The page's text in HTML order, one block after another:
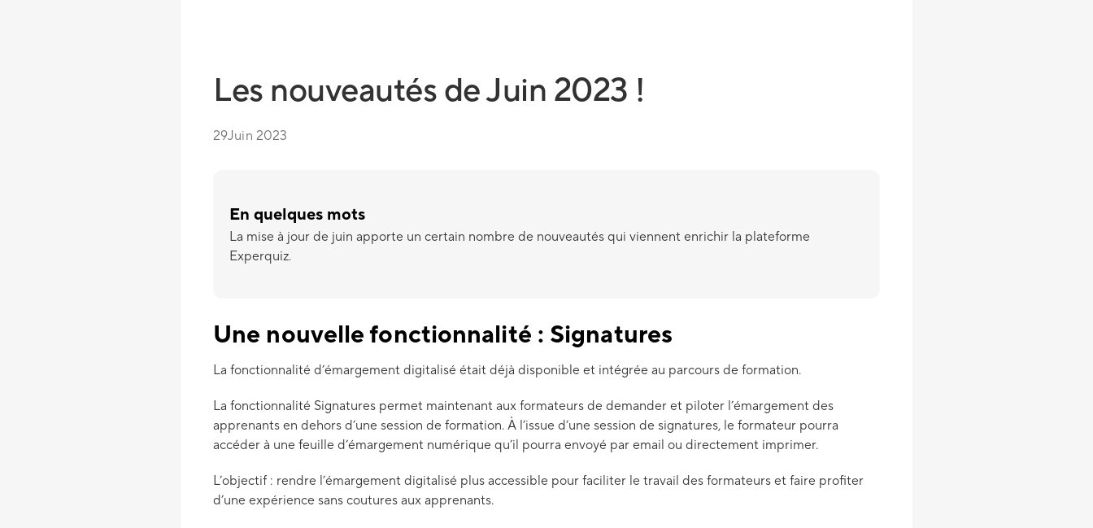
Les nouveautés de Juin 2023 !
29Juin 2023
En quelques mots
La mise à jour de juin apporte un certain nombre de nouveautés qui viennent enrichir la plateforme
Experquiz.
Une nouvelle fonctionnalité : Signatures
La fonctionnalité d’émargement digitalisé était déjà disponible et intégrée au parcours de formation.
La fonctionnalité Signatures permet maintenant aux formateurs de demander et piloter l’émargement des
apprenants en dehors d’une session de formation. À l’issue d’une session de signatures, le formateur pourra
accéder à une feuille d’émargement numérique qu’il pourra envoyé par email ou directement imprimer.
L’objectif : rendre l’émargement digitalisé plus accessible pour faciliter le travail des formateurs et faire profiter
d’une expérience sans coutures aux apprenants.